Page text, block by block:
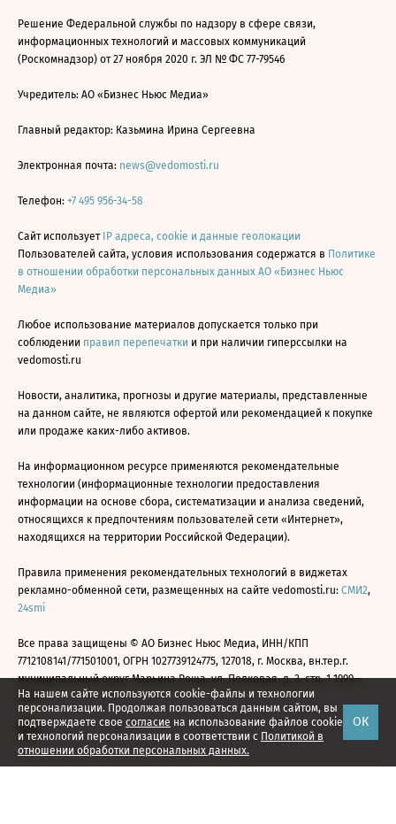
На нашем сайте используются cookie-файлы и технологии
персонализации. Продолжая пользоваться данным сайтом, вы
подтверждаете свое согласие на использование файлов cookie
и технологий персонализации в соответствии с Политикой в
отношении обработки персональных данных.
ОК
Решение Федеральной службы по надзору в сфере связи,
информационных технологий и массовых коммуникаций
(Роскомнадзор) от 27 ноября 2020 г. ЭЛ № ФС 77-79546
Учредитель: АО «Бизнес Ньюс Медиа»
Главный редактор: Казьмина Ирина Сергеевна
Электронная почта: news@vedomosti.ru
Телефон: +7 495 956-34-58
Сайт использует IP адреса, cookie и данные геолокации
Пользователей сайта, условия использования содержатся в Политике
в отношении обработки персональных данных АО «Бизнес Ньюс
Медиа»
Любое использование материалов допускается только при
соблюдении правил перепечатки и при наличии гиперссылки на
vedomosti.ru
Новости, аналитика, прогнозы и другие материалы, представленные
на данном сайте, не являются офертой или рекомендацией к покупке
или продаже каких-либо активов.
На информационном ресурсе применяются рекомендательные
технологии (информационные технологии предоставления
информации на основе сбора, систематизации и анализа сведений,
относящихся к предпочтениям пользователей сети «Интернет»,
находящихся на территории Российской Федерации).
Правила применения рекомендательных технологий в виджетах
рекламно-обменной сети, размещенных на сайте vedomosti.ru: СМИ2,
24smi
Все права защищены © АО Бизнес Ньюс Медиа, ИНН/КПП
7712108141/771501001, ОГРН 1027739124775, 127018, г. Москва, вн.тер.г.
муниципальный округ Марьина Роща, ул. Полковая, д. 3, стр. 1 1999—
2026